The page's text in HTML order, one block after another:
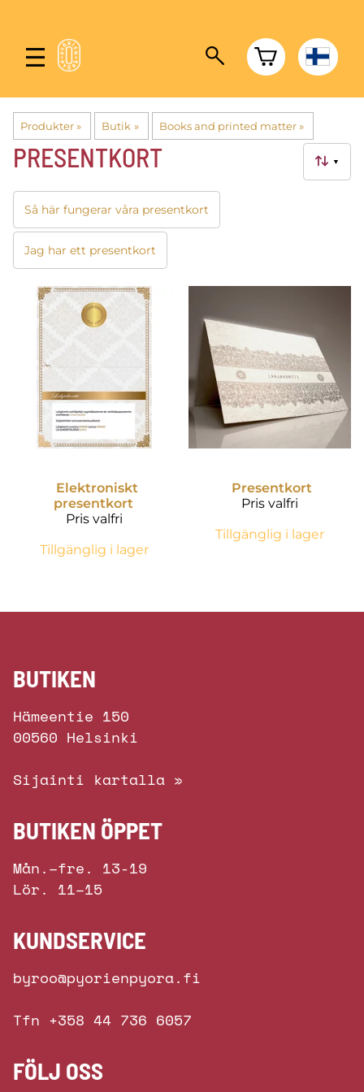
Produkter‪» Butik ‪» Books and printed matter ‪»
▼
PRESENTKORT
Så här fungerar våra presentkort
Jag har ett presentkort
Elektroniskt
presentkort
Pris valfri
Tillgänglig i lager
Presentkort
Pris valfri
Tillgänglig i lager
BUTIKEN
Hämeentie 150
00560 Helsinki
Sijainti kartalla »
BUTIKEN ÖPPET
Mån.–fre. 13-19
Lör. 11–15
KUNDSERVICE
byroo@pyorienpyora.fi
Tfn +358 44 736 6057
FÖLJ OSS